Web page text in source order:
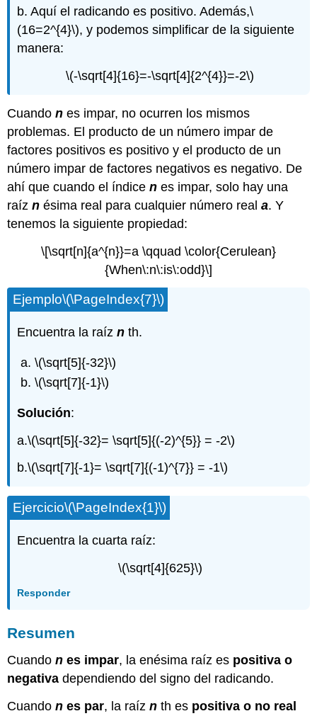
b. Aquí el radicando es positivo. Además,\
(16=2^{4}\), y podemos simplificar de la siguiente
manera:
\(-\sqrt[4]{16}=-\sqrt[4]{2^{4}}=-2\)
Cuandon es impar, no ocurren los mismos
problemas. El producto de un número impar de
factores positivos es positivo y el producto de un
número impar de factores negativos es negativo. De
ahí que cuando el índicen es impar, solo hay una
raízn ésima real para cualquier número reala. Y
tenemos la siguiente propiedad:
\[\sqrt[n]{a^{n}}=a \qquad \color{Cerulean}
{When\:n\:is\:odd}\]
Ejemplo\(\PageIndex{7}\)
Encuentra la raízn th.
\(\sqrt[5]{-32}\)
\(\sqrt[7]{-1}\)
Solución:
a.\(\sqrt[5]{-32}= \sqrt[5]{(-2)^{5}} = -2\)
b.\(\sqrt[7]{-1}= \sqrt[7]{(-1)^{7}} = -1\)
Ejercicio\(\PageIndex{1}\)
Encuentra la cuarta raíz:
\(\sqrt[4]{625}\)
Responder
Resumen
Cuandon es impar, la enésima raíz es positiva o
negativa dependiendo del signo del radicando.
Cuandon es par, la raízn th es positiva o no real